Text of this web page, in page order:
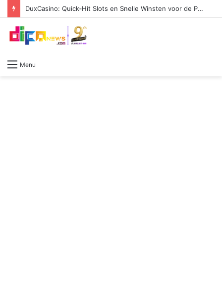
DuxCasino: Quick‑Hit Slots en Snelle Winsten voor de Pulse‑Driven Player
Menu